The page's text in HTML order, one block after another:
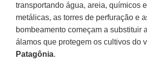
transportando água, areia, químicos
metálicas, as torres de perfuração e
bombeamento começam a substituir
álamos que protegem os cultivos do
Patagônia.